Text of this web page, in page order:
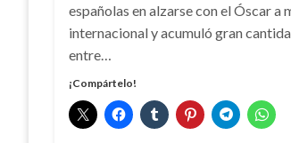
españolas en alzarse con el Óscar a
internacional y acumuló gran
entre…
¡Compártelo!